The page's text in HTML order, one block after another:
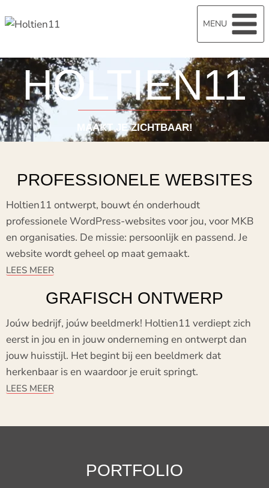
MENU
HOLTIEN11
MAAKT JE ZICHTBAAR!
PROFESSIONELE WEBSITES
Holtien11 ontwerpt, bouwt én onderhoudt
professionele WordPress-websites voor jou, voor MKB
en organisaties. De missie: persoonlijk en passend. Je
website wordt geheel op maat gemaakt.
LEES MEER
GRAFISCH ONTWERP
Joúw bedrijf, joúw beeldmerk! Holtien11 verdiept zich
eerst in jou en in jouw onderneming en ontwerpt dan
jouw huisstijl. Het begint bij een beeldmerk dat
herkenbaar is en waardoor je eruit springt.
LEES MEER
PORTFOLIO